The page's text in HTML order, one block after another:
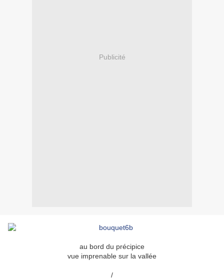
Publicité
au bord du précipice
vue imprenable sur la vallée
/